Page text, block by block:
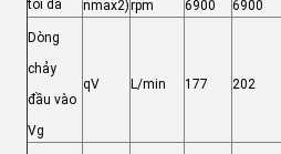
tối đa
nmax2)rpm 6900 6900
Dòng
chảy
đầu vào
Vg
qV L/min 177 202